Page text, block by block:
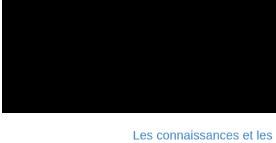
Les connaissances et